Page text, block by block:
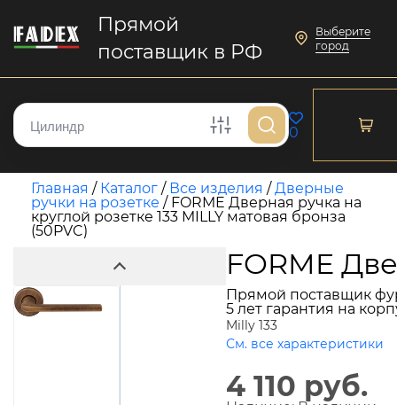
Прямой
поставщик в РФ
Выберите
город
0
Главная / Каталог / Все изделия /Дверные
ручки на розетке / FORME Дверная ручка на
круглой розетке 133 MILLY матовая бронза
(50PVC)
FORME
Прямой поставщик
5 лет гарантия на
Milly 133
См. все характеристики
4 110 руб.